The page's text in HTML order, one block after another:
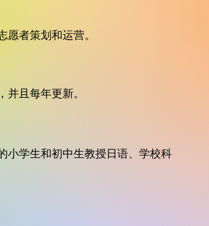
者策划和运营。
且每年更新。
小学生和初中生教授日语、学校科